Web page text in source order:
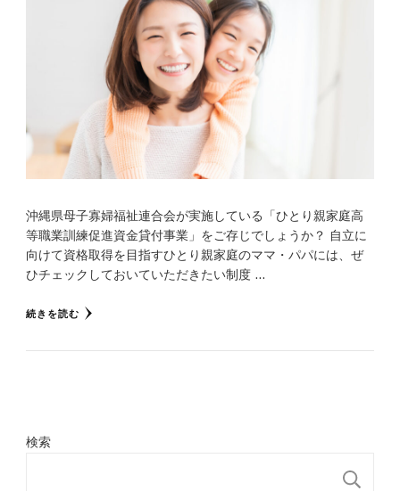
沖縄県母子寡婦福祉連合会が実施している「ひとり親家庭高
等職業訓練促進資金貸付事業」をご存じでしょうか？ 自立に
向けて資格取得を目指すひとり親家庭のママ・パパには、ぜ
ひチェックしておいていただきたい制度 …
続きを読む
検索